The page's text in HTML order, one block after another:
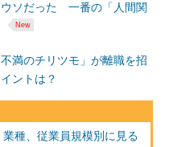
ウソだった 一番の「人間関
満のチリツモ」が離職を招
ントは？
種、従業員規模別に見る